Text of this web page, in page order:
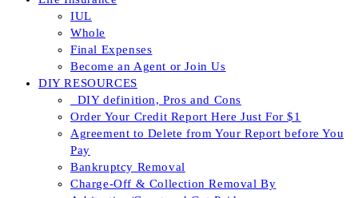
IUL
Whole
Final Expenses
Become an Agent or Join Us
DIY RESOURCES
_DIY definition, Pros and Cons
Order Your Credit Report Here Just For $1
Agreement to Delete from Your Report before You
Pay
Bankruptcy Removal
Charge-Off & Collection Removal By